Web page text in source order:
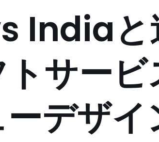
Indiaと
トサー
ーデザイ